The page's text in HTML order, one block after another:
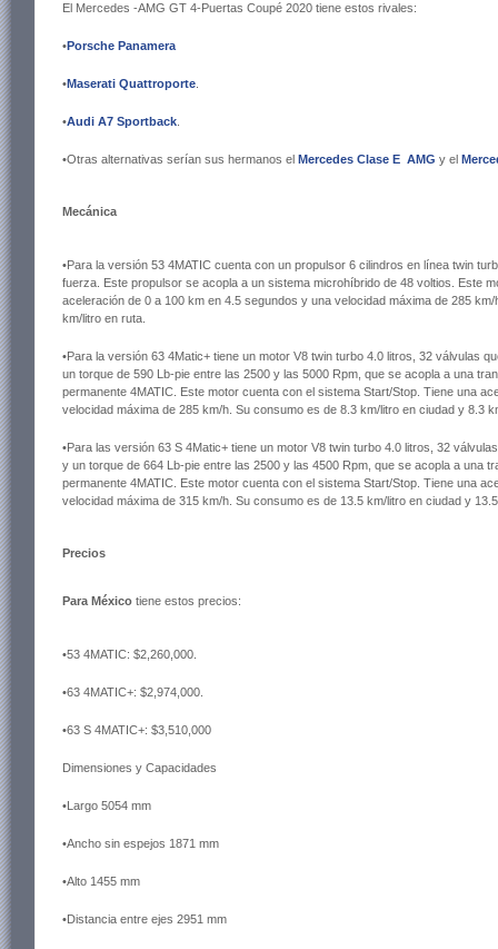
El Mercedes -AMG GT 4-Puertas Coupé 2020 tiene estos rivales:
•Porsche Panamera
•Maserati Quattroporte
•Audi A7 Sportback
•Otras alternativas serían sus hermanos el Mercedes Clase E AMG y el
Mecánica
•Para la versión 53 4MATIC cuenta con un propulsor 6 cilindros en línea twin
fuerza. Este propulsor se acopla a un sistema microhíbrido de 48 voltios. Este
aceleración de 0 a 100 km en 4.5 segundos y una velocidad máxima de 285
km/litro en ruta.
•Para la versión 63 4Matic+ tiene un motor V8 twin turbo 4.0 litros, 32 válvulas
un torque de 590 Lb-pie entre las 2500 y las 5000 Rpm, que se acopla a una
permanente 4MATIC. Este motor cuenta con el sistema Start/Stop. Tiene una
velocidad máxima de 285 km/h. Su consumo es de 8.3 km/litro en ciudad y 8.3
•Para las versión 63 S 4Matic+ tiene un motor V8 twin turbo 4.0 litros, 32
y un torque de 664 Lb-pie entre las 2500 y las 4500 Rpm, que se acopla a una
permanente 4MATIC. Este motor cuenta con el sistema Start/Stop. Tiene una
velocidad máxima de 315 km/h. Su consumo es de 13.5 km/litro en ciudad y
Precios
Para México tiene estos precios:
•53 4MATIC: $2,260,000.
•63 4MATIC+: $2,974,000.
•63 S 4MATIC+: $3,510,000
Dimensiones y Capacidades
•Largo 5054 mm
•Ancho sin espejos 1871 mm
•Alto 1455 mm
•Distancia entre ejes 2951 mm